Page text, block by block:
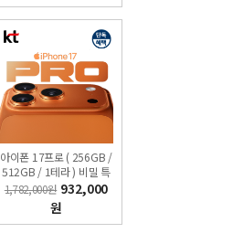
아이폰 17프로 ( 256GB /
512GB / 1테라 ) 비밀 특
가폰 KT직영점 슈퍼모바
일
1,782,000원 932,000
원